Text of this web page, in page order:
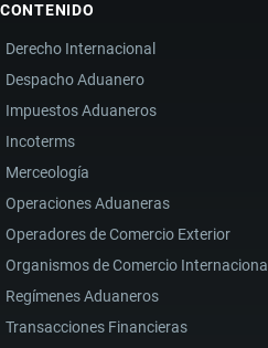
CONTENIDO
Derecho Internacional
Despacho Aduanero
Impuestos Aduaneros
Incoterms
Merceología
Operaciones Aduaneras
Operadores de Comercio Exterior
Organismos de Comercio Internacional
Regímenes Aduaneros
Transacciones Financieras